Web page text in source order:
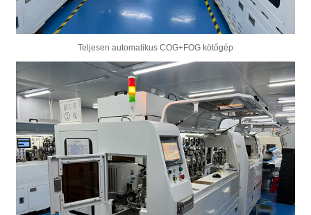
Teljesen automatikus COG+FOG kötőgép